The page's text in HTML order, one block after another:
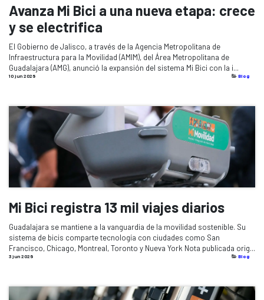
Avanza Mi Bici a una nueva etapa: crece
y se electrifica
El Gobierno de Jalisco, a través de la Agencia Metropolitana de
Infraestructura para la Movilidad (AMIM), del Área Metropolitana de
Guadalajara (AMG), anunció la expansión del sistema Mi Bici con la i...
10 jun 2026 Blog
Mi Bici registra 13 mil viajes diarios
Guadalajara se mantiene a la vanguardia de la movilidad sostenible. Su
sistema de bicis comparte tecnología con ciudades como San
Francisco, Chicago, Montreal, Toronto y Nueva York Nota publicada orig...
3 jun 2026 Blog